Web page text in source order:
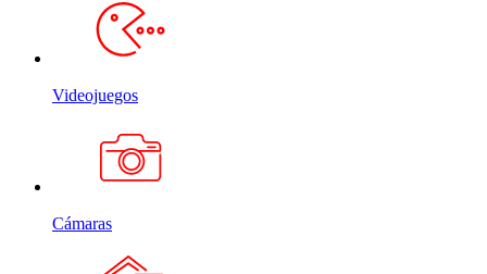
Videojuegos
Cámaras